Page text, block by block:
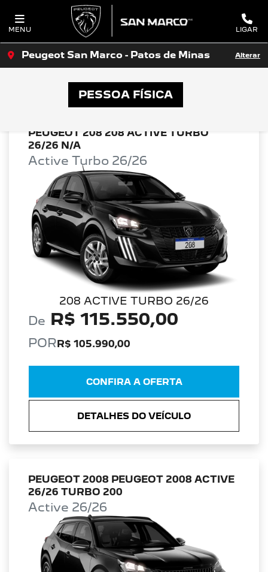
MENU LIGAR
Peugeot San Marco - Patos de Minas Alterar
PESSOA FÍSICA
OFERTAS PEUGEOT SAN MARCO
PEUGEOT 208 208 ACTIVE TURBO
26/26 N/A
Active Turbo 26/26
208 ACTIVE TURBO 26/26
De R$ 115.550,00
PORR$ 105.990,00
CONFIRA A OFERTA
DETALHES DO VEÍCULO
PEUGEOT 2008 PEUGEOT 2008 ACTIVE
26/26 TURBO 200
Active 26/26